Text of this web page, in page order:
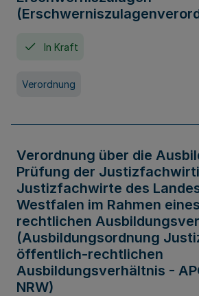
In Kraft
Verordnung
Verordnung über die
Prüfung der
Justizfachwirte des
Westfalen im Rahmen
rechtlichen
(Ausbildungsordnung
öffentlich-rechtlichen
Ausbildungsverhältnis -
NRW)